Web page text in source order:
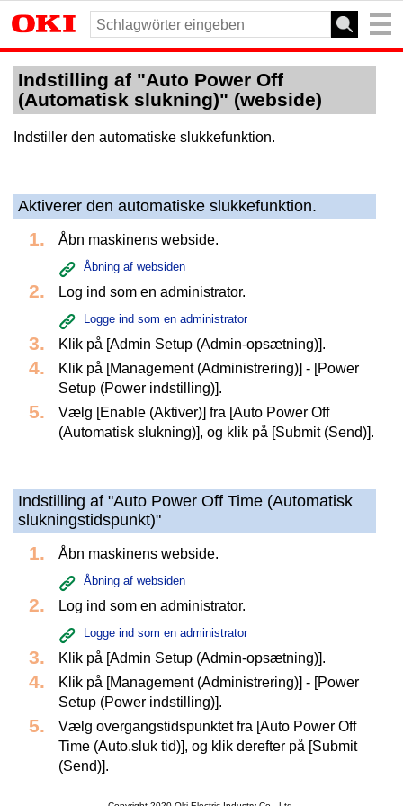
Indstilling af "Auto Power Off
(Automatisk slukning)" (webside)
Indstiller den automatiske slukkefunktion.
Aktiverer den automatiske slukkefunktion.
Åbn maskinens webside.
Åbning af websiden
Log ind som en administrator.
Logge ind som en administrator
Klik på [Admin Setup (Admin-opsætning)].
Klik på [Management (Administrering)] - [Power
Setup (Power indstilling)].
Vælg [Enable (Aktiver)] fra [Auto Power Off
(Automatisk slukning)], og klik på [Submit (Send)].
Indstilling af "Auto Power Off Time (Automatisk
slukningstidspunkt)"
Åbn maskinens webside.
Åbning af websiden
Log ind som en administrator.
Logge ind som en administrator
Klik på [Admin Setup (Admin-opsætning)].
Klik på [Management (Administrering)] - [Power
Setup (Power indstilling)].
Vælg overgangstidspunktet fra [Auto Power Off
Time (Auto.sluk tid)], og klik derefter på [Submit
(Send)].